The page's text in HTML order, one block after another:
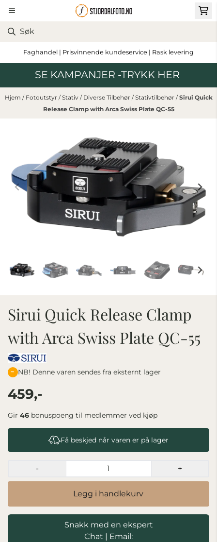
Hopp til innhold
Faghandel | Prisvinnende kundeservice | Rask levering
SE KAMPANJER -TRYKK HER
Hjem / Fotoutstyr /Stativ / Diverse Tilbehør /Stativtilbehør /Sirui Quick
Release Clamp with Arca Swiss Plate QC-55
Sirui Quick Release Clamp
with Arca Swiss Plate QC-55
NB! Denne varen sendes fra eksternt lager
459,-
Gir 46 bonuspoeng til medlemmer ved kjøp
Få beskjed når varen er på lager
- +
Legg i handlekurv
Snakk med en ekspert
Chat | Email: